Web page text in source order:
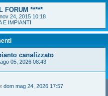
FORUM *****
24, 2015 10:18
E IMPIANTI
canalizzato
05, 2026 08:43
dom mag 24, 2026 17:57